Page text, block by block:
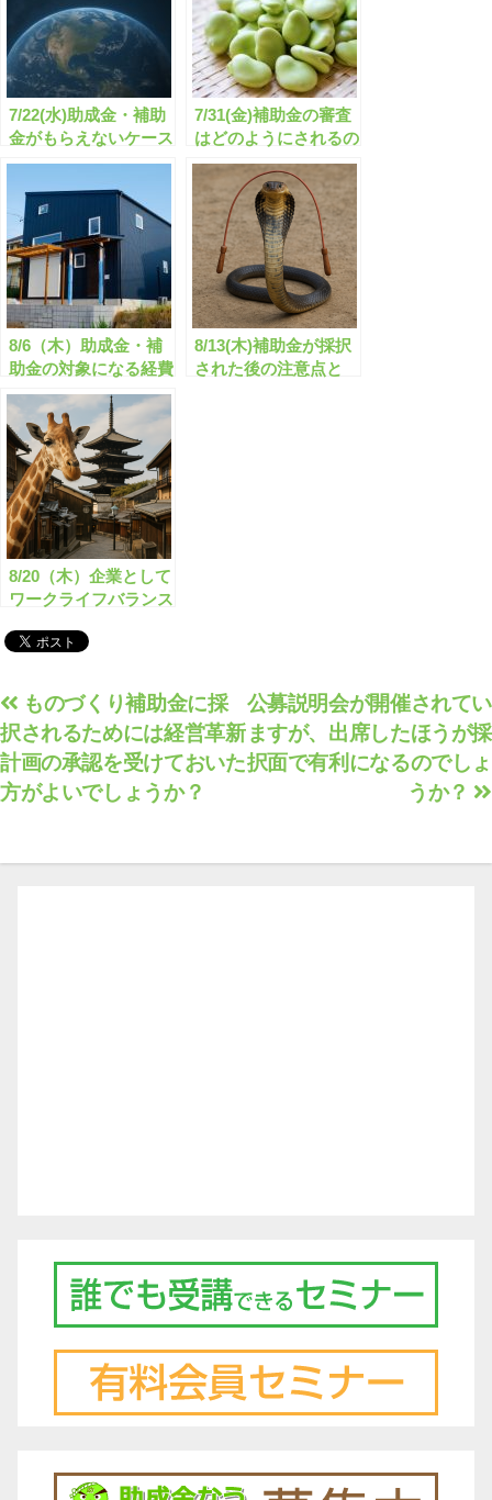
7/22(水)助成金・補助
金がもらえないケース
とは？
7/31(金)補助金の審査
はどのようにされるの
か？
8/6（木）助成金・補
助金の対象になる経費
はどのようなものがあ
るのか？
8/13(木)補助金が採択
された後の注意点と
8/20（木）企業として
ワークライフバランス
のですが、何か良い助
投
稿
ナ
ビ
公募説明会が開催されてい
ますが、出席したほうが採
択面で有利になるのでしょ
うか？
ものづくり補助金に採
択されるためには経営革新
計画の承認を受けておいた
方がよいでしょうか？